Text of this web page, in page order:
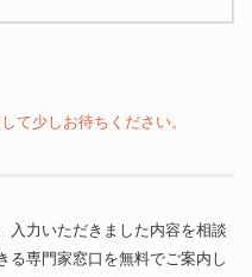
て少しお待ちください。
入力いただきました内容を相談
る専門家窓口を無料でご案内し